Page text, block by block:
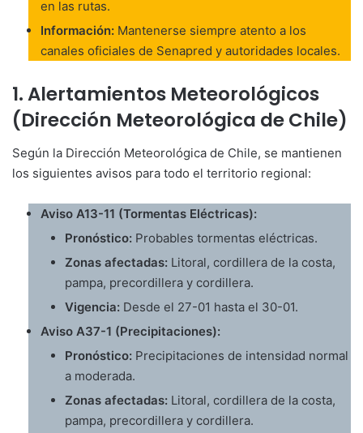
en las rutas.
Información: Mantenerse siempre atento a los
canales oficiales de Senapred y autoridades locales.
1. Alertamientos Meteorológicos
(Dirección Meteorológica de Chile)
Según la Dirección Meteorológica de Chile, se mantienen
los siguientes avisos para todo el territorio regional:
Aviso A13-11 (Tormentas Eléctricas):
Pronóstico: Probables tormentas eléctricas.
Zonas afectadas: Litoral, cordillera de la costa,
pampa, precordillera y cordillera.
Vigencia: Desde el 27-01 hasta el 30-01.
Aviso A37-1 (Precipitaciones):
Pronóstico: Precipitaciones de intensidad normal
a moderada.
Zonas afectadas: Litoral, cordillera de la costa,
pampa, precordillera y cordillera.